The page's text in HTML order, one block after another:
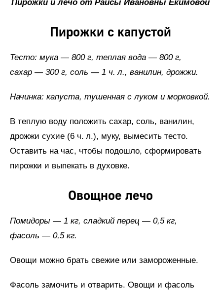
Пирожки и лечо от Раисы Ивановны Екимовой
Пирожки с капустой
Тесто: мука — 800 г, теплая вода — 800 г,
сахар — 300 г, соль — 1 ч. л., ванилин, дрожжи.
Начинка: капуста, тушенная с луком и морковкой.
В теплую воду положить сахар, соль, ванилин,
дрожжи сухие (6 ч. л.), муку, вымесить тесто.
Оставить на час, чтобы подошло, сформировать
пирожки и выпекать в духовке.
Овощное лечо
Помидоры — 1 кг, сладкий перец — 0,5 кг,
фасоль — 0,5 кг.
Овощи можно брать свежие или замороженные.
Фасоль замочить и отварить. Овощи и фасоль